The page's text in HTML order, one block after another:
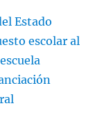
Estado
escolar al